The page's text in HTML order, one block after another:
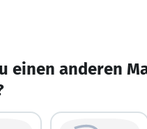
einen anderen